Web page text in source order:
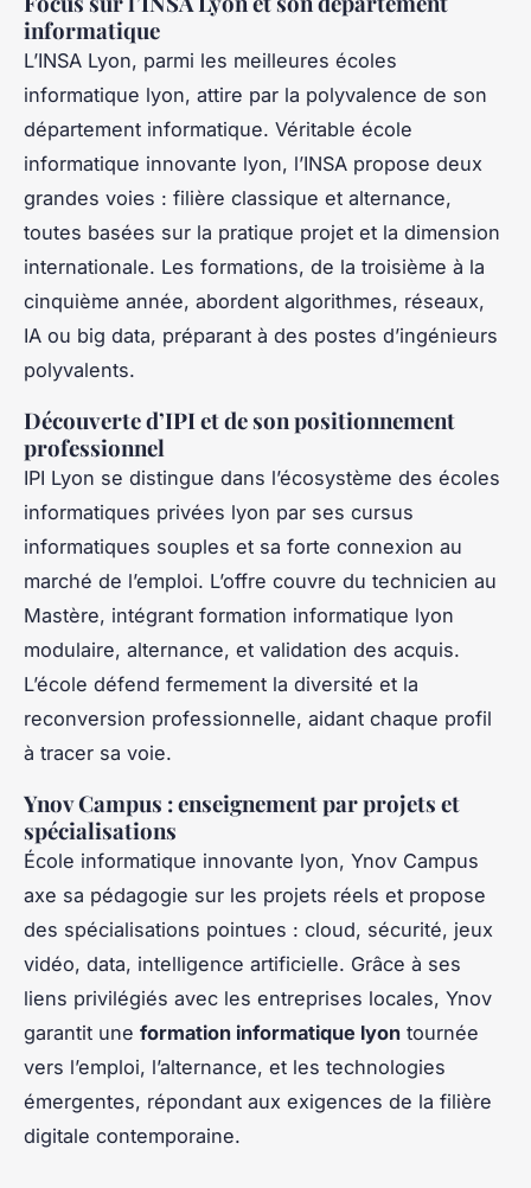
informatique
L’INSA Lyon, parmi les meilleures écoles
informatique lyon, attire par la polyvalence de son
département informatique. Véritable école
informatique innovante lyon, l’INSA propose deux
grandes voies : filière classique et alternance,
toutes basées sur la pratique projet et la dimension
internationale. Les formations, de la troisième à la
cinquième année, abordent algorithmes, réseaux,
IA ou big data, préparant à des postes d’ingénieurs
polyvalents.
Découverte d’IPI et de son positionnement
professionnel
IPI Lyon se distingue dans l’écosystème des écoles
informatiques privées lyon par ses cursus
informatiques souples et sa forte connexion au
marché de l’emploi. L’offre couvre du technicien au
Mastère, intégrant formation informatique lyon
modulaire, alternance, et validation des acquis.
L’école défend fermement la diversité et la
reconversion professionnelle, aidant chaque profil
à tracer sa voie.
Ynov Campus : enseignement par projets et
spécialisations
École informatique innovante lyon, Ynov Campus
axe sa pédagogie sur les projets réels et propose
des spécialisations pointues : cloud, sécurité, jeux
vidéo, data, intelligence artificielle. Grâce à ses
liens privilégiés avec les entreprises locales, Ynov
garantit une formation informatique lyon tournée
vers l’emploi, l’alternance, et les technologies
émergentes, répondant aux exigences de la filière
digitale contemporaine.